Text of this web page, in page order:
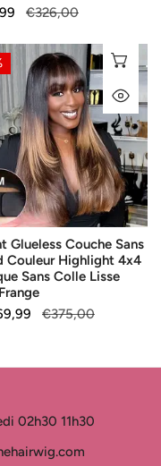
€326,00
ОПЦИИ
Glueless Couche Sans
Couleur Highlight 4x4
Sans Colle Lisse
€375,00
02h30 11h30